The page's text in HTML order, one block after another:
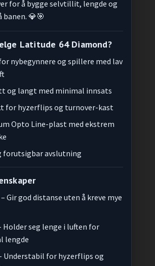
for å bygge selvtillit, lengde og
banen. 💎🎯
Latitude 64 Diamond?
nybegynnere og spillere med lav
og langt med minimal innsats
for hyzerflips og turnover-kast
Opto Line-plast med ekstrem
forutsigbar avslutning
Gir god distanse uten å kreve mye
Holder seg lenge i luften for
lengde
Understabil for hyzerflips og